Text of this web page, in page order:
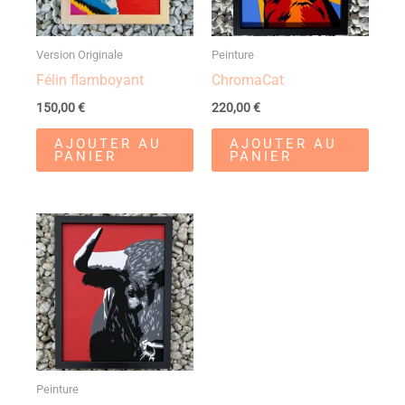
Version Originale
Félin flamboyant
150,00€
AJOUTER AU
PANIER
Peinture
ChromaCat
220,00€
AJOUTER AU
PANIER
Peinture